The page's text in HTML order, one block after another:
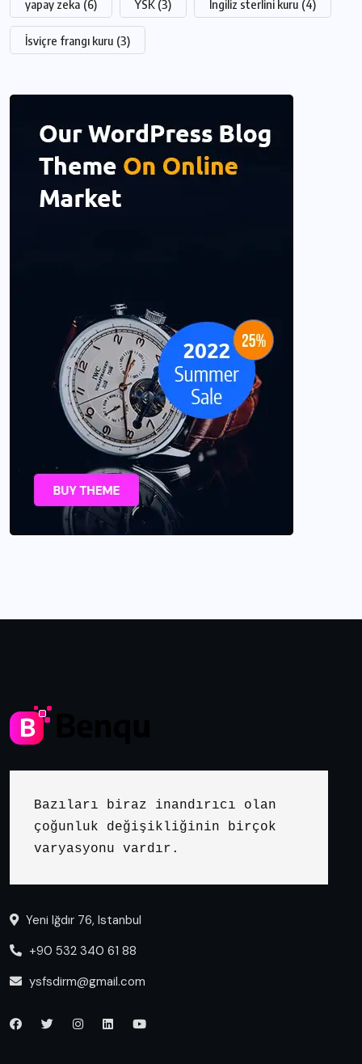
yapay zeka (6) YSK (3) İngiliz sterlini kuru (4)
İsviçre frangı kuru (3)
Bazıları biraz inandırıcı olan
çoğunluk değişikliğinin birçok
varyasyonu vardır.
Yeni Iğdır 76, Istanbul
+90 532 340 61 88
ysfsdirm@gmail.com